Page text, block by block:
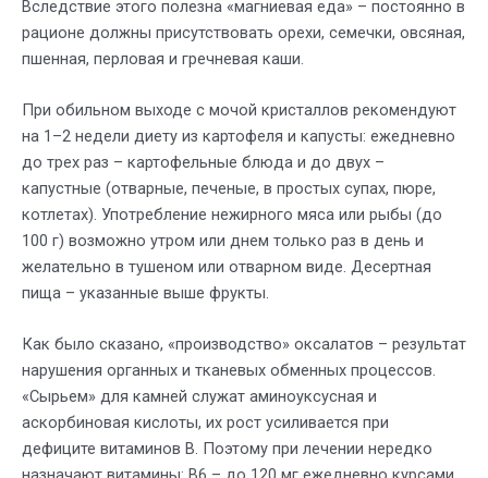
Вследствие этого полезна «магниевая еда» – постоянно в
рационе должны присутствовать орехи, семечки, овсяная,
пшенная, перловая и гречневая каши.
При обильном выходе с мочой кристаллов рекомендуют
на 1–2 недели диету из картофеля и капусты: ежедневно
до трех раз – картофельные блюда и до двух –
капустные (отварные, печеные, в простых супах, пюре,
котлетах). Употребление нежирного мяса или рыбы (до
100 г) возможно утром или днем только раз в день и
желательно в тушеном или отварном виде. Десертная
пища – указанные выше фрукты.
Как было сказано, «производство» оксалатов – результат
нарушения органных и тканевых обменных процессов.
«Сырьем» для камней служат аминоуксусная и
аскорбиновая кислоты, их рост усиливается при
дефиците витаминов В. Поэтому при лечении нередко